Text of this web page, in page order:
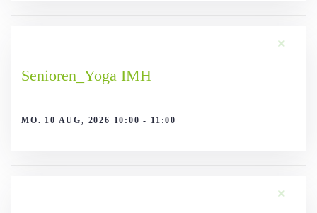
×
Senioren_Yoga IMH
MO. 10 AUG, 2026 10:00 - 11:00
×